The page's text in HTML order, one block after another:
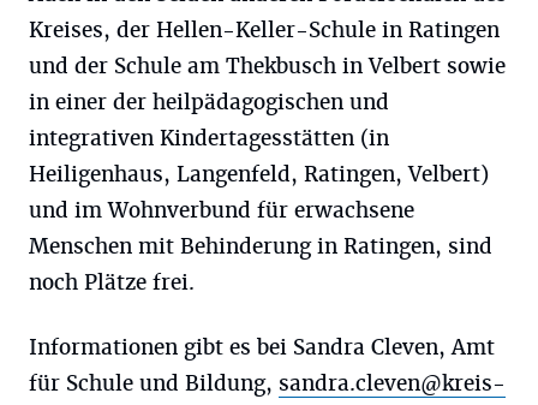
Kreises, der Hellen-Keller-Schule in Ratingen
und der Schule am Thekbusch in Velbert sowie
in einer der heilpädagogischen und
integrativen Kindertagesstätten (in
Heiligenhaus, Langenfeld, Ratingen, Velbert)
und im Wohnverbund für erwachsene
Menschen mit Behinderung in Ratingen, sind
noch Plätze frei.
Informationen gibt es bei Sandra Cleven, Amt
für Schule und Bildung, sandra.cleven@kreis-